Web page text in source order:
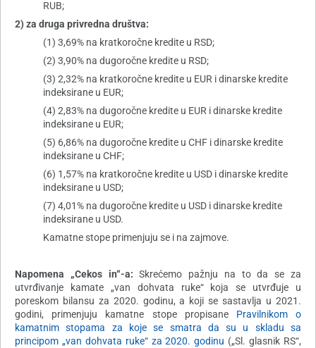
RUB;
2) za druga privredna društva:
(1) 3,69% na kratkoročne kredite u RSD;
(2) 3,90% na dugoročne kredite u RSD;
(3) 2,32% na kratkoročne kredite u EUR i dinarske kredite
indeksirane u EUR;
(4) 2,83% na dugoročne kredite u EUR i dinarske kredite
indeksirane u EUR;
(5) 6,86% na dugoročne kredite u CHF i dinarske kredite
indeksirane u CHF;
(6) 1,57% na kratkoročne kredite u USD i dinarske kredite
indeksirane u USD;
(7) 4,01% na dugoročne kredite u USD i dinarske kredite
indeksirane u USD.
Kamatne stope primenjuju se i na zajmove.
Napomena „Cekos in“-a: Skrećemo pažnju na to da se za
utvrđivanje kamate „van dohvata ruke“ koja se utvrđuje u
poreskom bilansu za 2020. godinu, a koji se sastavlja u 2021.
godini, primenjuju kamatne stope propisane Pravilnikom o
kamatnim stopama za koje se smatra da su u skladu sa
principom „van dohvata ruke“ za 2020. godinu („Sl. glasnik RS“,